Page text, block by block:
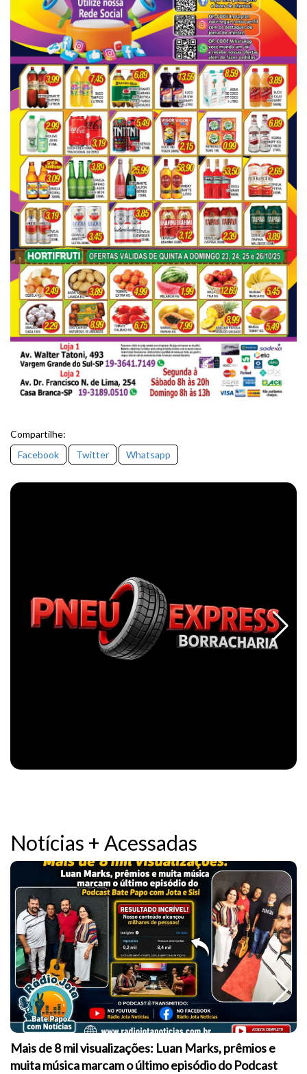
Compartilhe:
Facebook
Twitter Whatsapp
Notícias + Acessadas
Mais de 8 mil visualizações: Luan Marks, prêmios e
muita música marcam o último episódio do Podcast